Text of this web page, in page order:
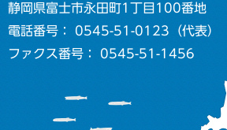
静岡県富士市永田町1丁目100番地
電話番号： 0545-51-0123（代表）
ファクス番号： 0545-51-1456